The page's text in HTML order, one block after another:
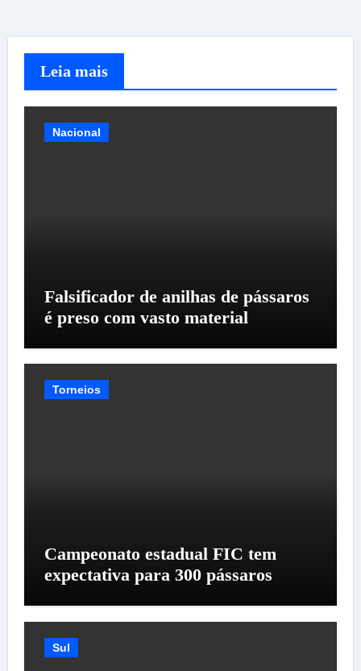
Leia mais
Nacional
Falsificador de anilhas de pássaros
é preso com vasto material
Torneios
Campeonato estadual FIC tem
expectativa para 300 pássaros
Sul